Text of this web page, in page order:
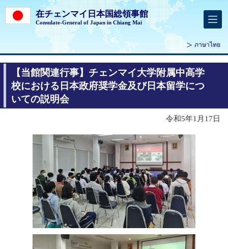
在チェンマイ日本国総領事館
Consulate-General of Japan in Chiang Mai
ภาษาไทย
【当館関連行事】チェンマイ大学附属中高学
校における日本政府奨学金及び日本留学につ
いての説明会
令和5年1月17日